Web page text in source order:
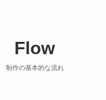
Flow
制作の基本的な流れ